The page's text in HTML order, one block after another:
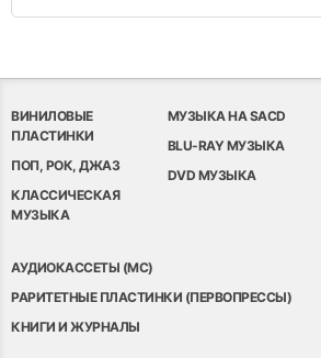
ВИНИЛОВЫЕ
ПЛАСТИНКИ
ПОП, РОК, ДЖАЗ
КЛАССИЧЕСКАЯ
МУЗЫКА
МУЗЫКА НА SACD
BLU-RAY МУЗЫКА
DVD МУЗЫКА
АУДИОКАССЕТЫ (MC)
РАРИТЕТНЫЕ ПЛАСТИНКИ (ПЕРВОПРЕССЫ)
КНИГИ И ЖУРНАЛЫ